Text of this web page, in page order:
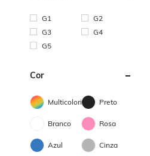
G1
G2
G3
G4
G5
Cor
Multicolorido Preto
Branco Rosa
Azul Cinza